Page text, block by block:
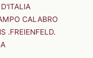
CALABRO
.FREIENFELD.